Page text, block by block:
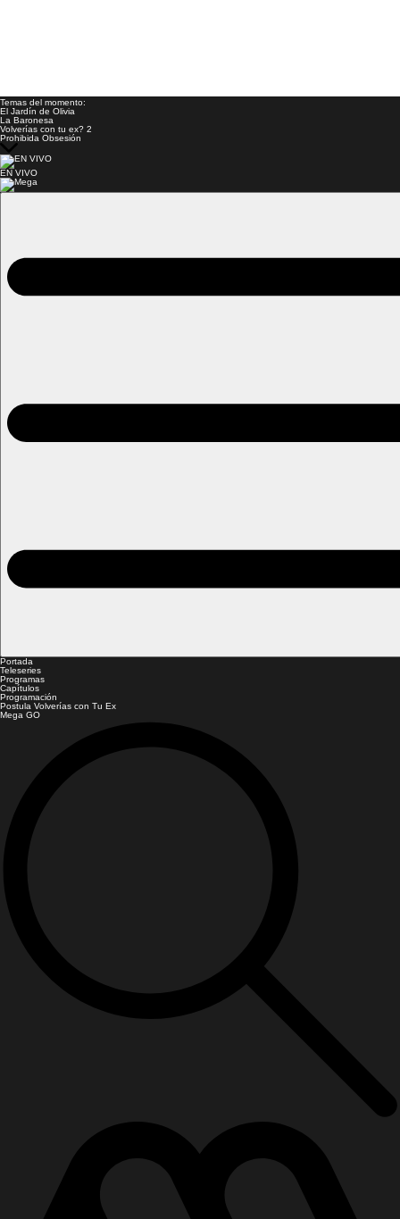
Temas del momento:
El Jardín de Olivia
La Baronesa
Volverías con tu ex? 2
Prohibida Obsesión
EN VIVO
Portada
Teleseries
Programas
Capítulos
Programación
Postula Volverías con Tu Ex
Mega GO